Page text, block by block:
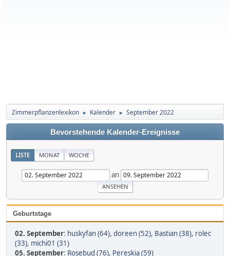
Zimmerpflanzenlexikon ► Kalender ► September 2022
Bevorstehende Kalender-Ereignisse
LISTE MONAT WOCHE
an
Geburtstage
02. September: huskyfan (64), doreen (52), Bastian (38), rolec
(33), michi01 (31)
05. September: Rosebud (76), Pereskia (59)